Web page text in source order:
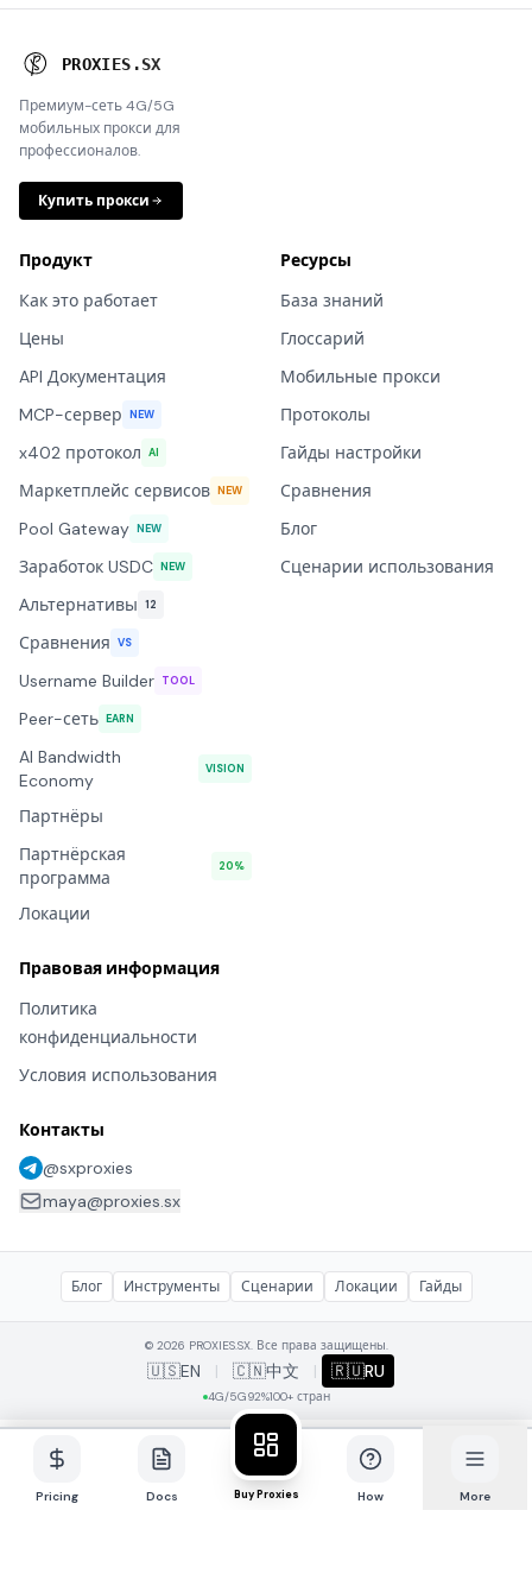
PROXIES .SX
Премиум-сеть 4G/5G
мобильных прокси для
профессионалов.
Купить прокси
Продукт
Как это работает
Цены
API Документация
MCP-сервер NEW
x402 протокол AI
Маркетплейс сервисов NEW
Pool Gateway NEW
Заработок USDC NEW
Альтернативы 12
Сравнения VS
Username Builder TOOL
Peer-сеть EARN
AI Bandwidth
Economy
VISION
Партнёры
Партнёрская
программа
20%
Локации
Ресурсы
База знаний
Глоссарий
Мобильные прокси
Протоколы
Гайды настройки
Сравнения
Блог
Сценарии использования
Правовая информация
Политика
конфиденциальности
Условия использования
Контакты
@sxproxies
maya@proxies.sx
Блог Инструменты Сценарии Локации Гайды
© 2026 PROXIES.SX. Все права защищены.
🇺🇸EN | 🇨🇳中文 | 🇷🇺RU
4G/5G92%100+ стран
Pricing Docs Buy Proxies How More